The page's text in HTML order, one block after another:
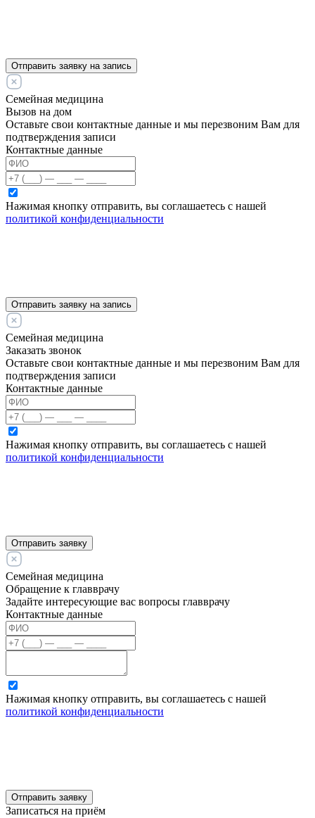
Отправить заявку на запись
Семейная медицина
Вызов на дом
Оставьте свои контактные данные и мы перезвоним Вам для
подтверждения записи
Контактные данные
Нажимая кнопку отправить, вы соглашаетесь с нашей
политикой конфиденциальности
Отправить заявку на запись
Семейная медицина
Заказать звонок
Оставьте свои контактные данные и мы перезвоним Вам для
подтверждения записи
Контактные данные
Нажимая кнопку отправить, вы соглашаетесь с нашей
политикой конфиденциальности
Отправить заявку
Семейная медицина
Обращение к главврачу
Задайте интересующие вас вопросы главврачу
Контактные данные
Нажимая кнопку отправить, вы соглашаетесь с нашей
политикой конфиденциальности
Отправить заявку
Записаться на приём